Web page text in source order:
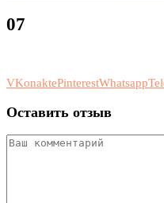
07
VKonaktePinterestWhatsapp
Оставить отзыв